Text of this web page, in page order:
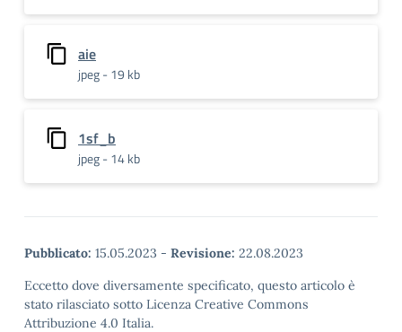
aie
jpeg - 19 kb
1sf_b
jpeg - 14 kb
Pubblicato: 15.05.2023 - Revisione: 22.08.2023
Eccetto dove diversamente specificato, questo articolo è
stato rilasciato sotto Licenza Creative Commons
Attribuzione 4.0 Italia.